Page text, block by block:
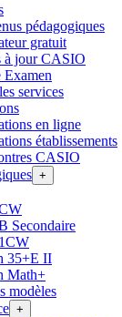
pédagogiques
gratuit
à jour CASIO
Examen
services
en ligne
établissements
CASIO
+
Secondaire
35+E II
Math+
modèles
+